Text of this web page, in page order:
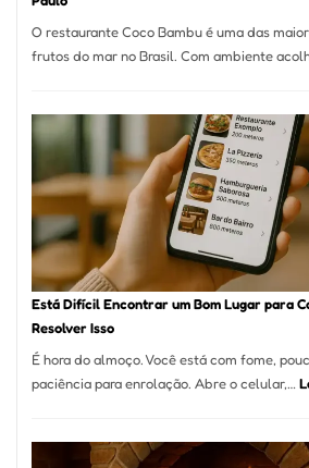
O restaurante Coco Bambu é uma das
frutos do mar no Brasil. Com ambiente
Está Difícil Encontrar um Bom Lugar para
Resolver Isso
É hora do almoço. Você está com fome,
paciência para enrolação. Abre o celular,…